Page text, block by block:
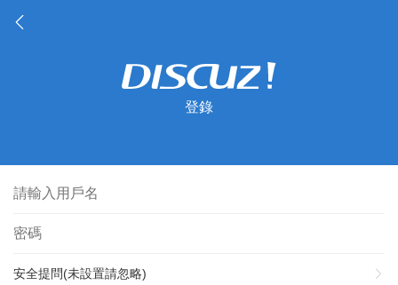
登錄
安全提問(未設置請忽略)